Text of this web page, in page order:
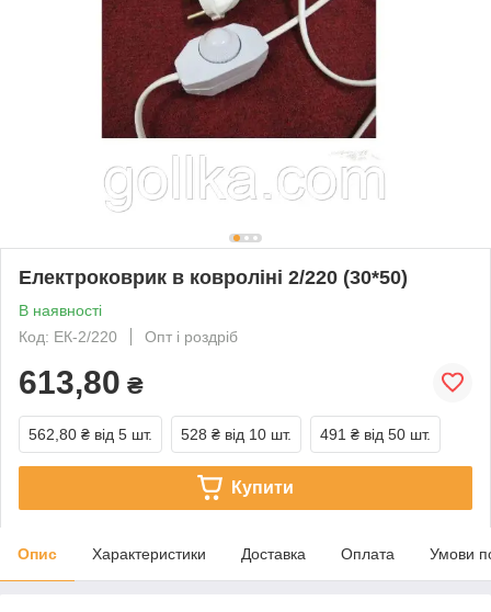
Електроковрик в ковроліні 2/220 (30*50)
В наявності
Код: ЕК-2/220
Опт і роздріб
613,80 ₴
562,80 ₴ від 5 шт. 528 ₴ від 10 шт. 491 ₴ від 50 шт.
Купити
Опис Характеристики Доставка Оплата Умови